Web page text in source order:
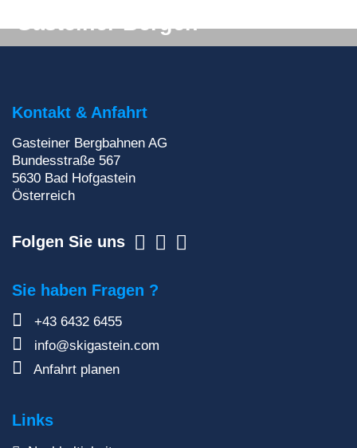
Gasteiner Bergen
Zur Newsletteranmeldung
Kontakt & Anfahrt
Gasteiner Bergbahnen AG
Bundesstraße 567
5630 Bad Hofgastein
Österreich
Folgen Sie uns
Sie haben Fragen ?
+43 6432 6455
info@skigastein.com
Anfahrt planen
Links